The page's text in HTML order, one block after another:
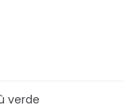
verde